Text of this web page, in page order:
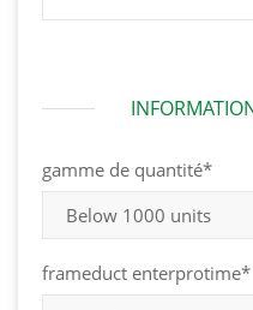
gamme de quantité*
frameduct enterprotime*